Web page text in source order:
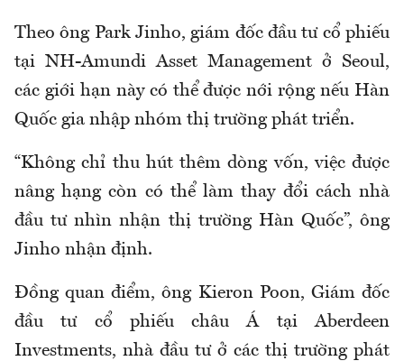
Theo ông Park Jinho, giám đốc đầu tư cổ phiếu
tại NH-Amundi Asset Management ở Seoul,
các giới hạn này có thể được nới rộng nếu Hàn
Quốc gia nhập nhóm thị trường phát triển.
“Không chỉ thu hút thêm dòng vốn, việc được
nâng hạng còn có thể làm thay đổi cách nhà
đầu tư nhìn nhận thị trường Hàn Quốc”, ông
Jinho nhận định.
Đồng quan điểm, ông Kieron Poon, Giám đốc
đầu tư cổ phiếu châu Á tại Aberdeen
Investments, nhà đầu tư ở các thị trường phát